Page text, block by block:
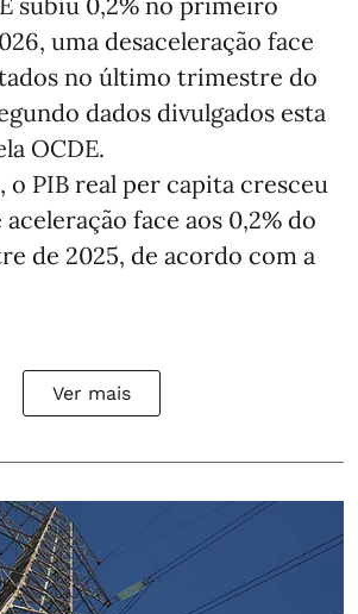
uma desaceleração face
no último trimestre do
dados divulgados esta
OCDE.
o PIB real per capita cresceu
aceleração face aos 0,2% do
de 2025, de acordo com a
Ver mais